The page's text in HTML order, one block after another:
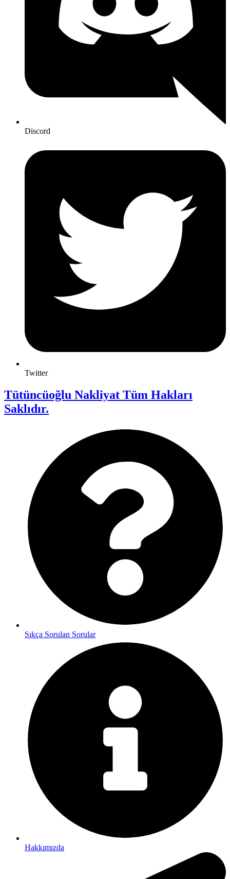
Discord
Twitter
Tütüncüoğlu Nakliyat Tüm Hakları
Saklıdır.
Sıkça Sorulan Sorular
Hakkımızda